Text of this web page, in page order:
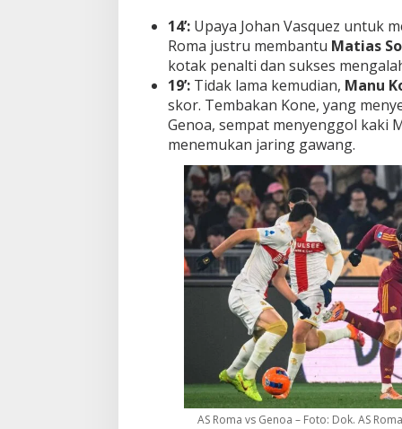
14’: Upaya Johan Vasquez untuk
Roma justru membantu Matias
kotak penalti dan sukses
19’: Tidak lama kemudian, Manu
skor. Tembakan Kone, yang
Genoa, sempat menyenggol kaki
menemukan jaring gawang.
AS Roma vs Genoa – Foto: Dok. AS Roma